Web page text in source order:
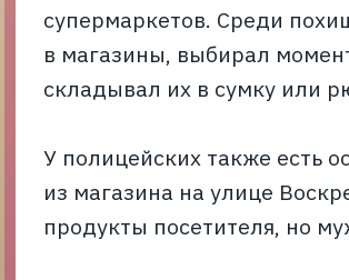
супермаркетов. Среди
в магазины, выбирал
складывал их в сумку или
У полицейских также есть
из магазина на улице
продукты посетителя, но